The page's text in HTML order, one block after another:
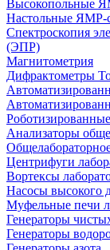
Высокопольные
Настольные
Спектроскопия
(ЭПР)
Магнитометрия
Дифрактометры
Анализаторы
Центрифуги
Вортексы
Насосы высокого
Муфельные печи
Генераторы
Генераторы